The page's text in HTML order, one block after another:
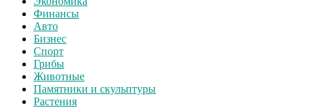
Финансы
Авто
Бизнес
Спорт
Грибы
Животные
Памятники и скульптуры
Растения